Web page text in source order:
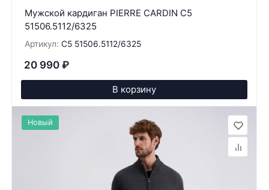
Мужской кардиган PIERRE CARDIN C5
51506.5112/6325
Артикул: C5 51506.5112/6325
20 990 ₽
В корзину
Новый